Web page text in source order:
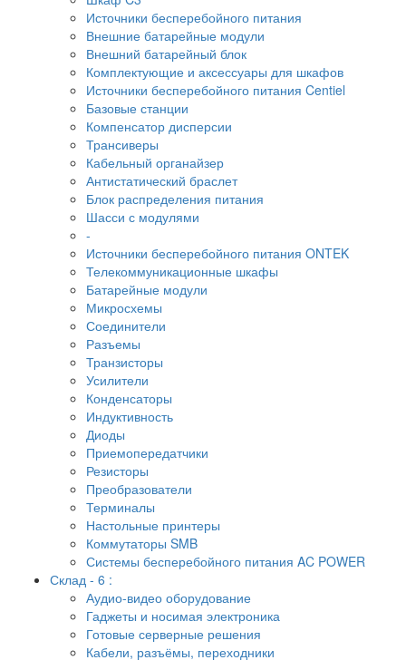
Источники бесперебойного питания
Внешние батарейные модули
Внешний батарейный блок
Комплектующие и аксессуары для шкафов
Источники бесперебойного питания Centiel
Базовые станции
Компенсатор дисперсии
Трансиверы
Кабельный органайзер
Антистатический браслет
Блок распределения питания
Шасси с модулями
-
Источники бесперебойного питания ONTEK
Телекоммуникационные шкафы
Батарейные модули
Микросхемы
Соединители
Разъемы
Транзисторы
Усилители
Конденсаторы
Индуктивность
Диоды
Приемопередатчики
Резисторы
Преобразователи
Терминалы
Настольные принтеры
Коммутаторы SMB
Системы бесперебойного питания AC POWER
Склад - 6 :
Аудио-видео оборудование
Гаджеты и носимая электроника
Готовые серверные решения
Кабели, разъёмы, переходники